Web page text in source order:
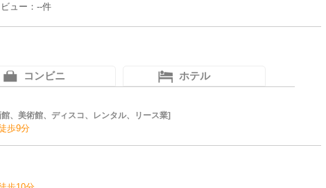
ビュー：--件
コンビニ ホテル
、美術館、ディスコ、レンタル、リース業
歩9分